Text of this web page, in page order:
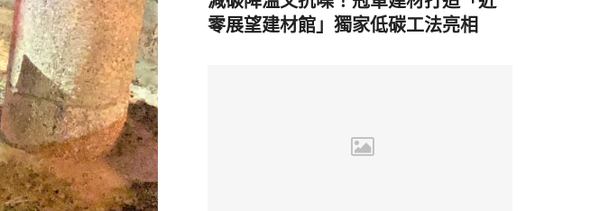
零展望建材館」獨家低碳工法亮相